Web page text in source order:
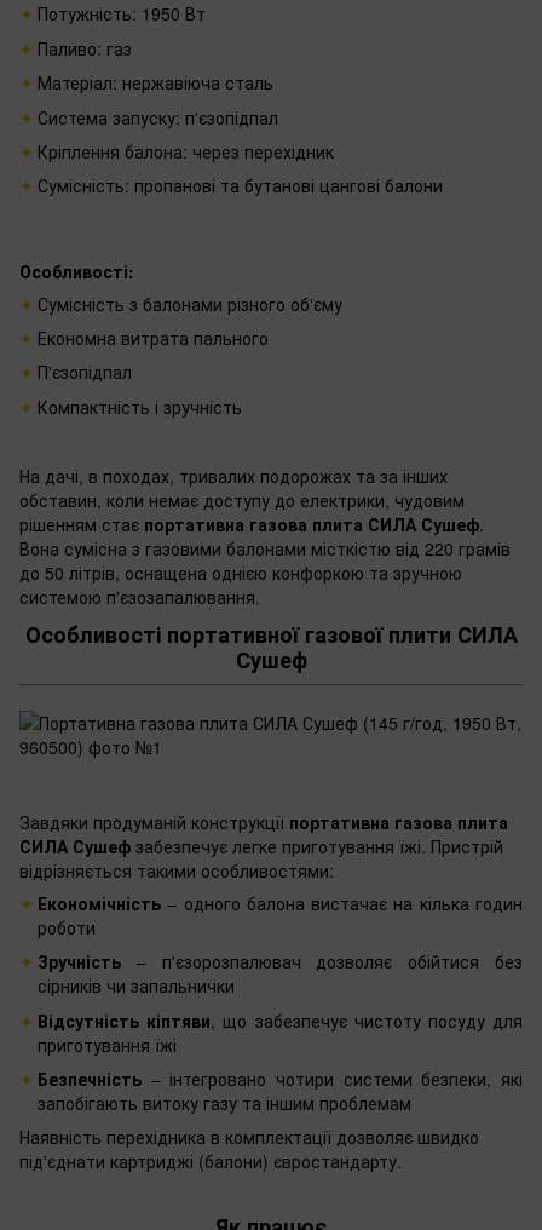
Потужність: 1950 Вт
Паливо: газ
Матеріал: нержавіюча сталь
Система запуску: п'єзопідпал
Кріплення балона: через перехідник
Сумісність: пропанові та бутанові цангові балони
Особливості:
Сумісність з балонами різного об'єму
Економна витрата пального
П'єзопідпал
Компактність і зручність
На дачі, в походах, тривалих подорожах та за інших
обставин, коли немає доступу до електрики, чудовим
рішенням стає портативна газова плита СИЛА Сушеф.
Вона сумісна з газовими балонами місткістю від 220 грамів
до 50 літрів, оснащена однією конфоркою та зручною
системою п'єзозапалювання.
Особливості портативної газової плити СИЛА
Сушеф
Завдяки продуманій конструкції портативна газова плита
СИЛА Сушеф забезпечує легке приготування їжі. Пристрій
відрізняється такими особливостями:
Економічність – одного балона вистачає на кілька годин
роботи
Зручність – п'єзорозпалювач дозволяє обійтися без
сірників чи запальнички
Відсутність кіптяви, що забезпечує чистоту посуду для
приготування їжі
Безпечність – інтегровано чотири системи безпеки, які
запобігають витоку газу та іншим проблемам
Наявність перехідника в комплектації дозволяє швидко
під'єднати картриджі (балони) євростандарту.